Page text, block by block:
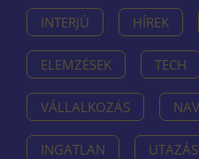
INTERJÚ HÍREK
ELEMZÉSEK TECH
VÁLLALKOZÁS
INGATLAN UTAZÁS